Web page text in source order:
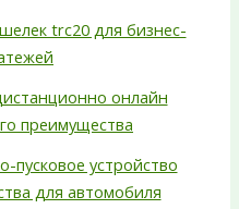
trc20 для бизнес-
онлайн
преимущества
пусковое устройство
для автомобиля